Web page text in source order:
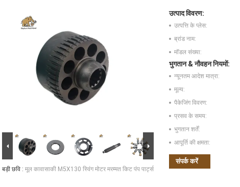
बड़ी छवि : मूल कावासाकी M5X130 स्विंग मोटर मरम्मत किट पंप पार्ट्स
उत्पाद विवरण:
उत्पत्ति के प्लेस:
ब्रांड नाम:
मॉडल संख्या:
भुगतान & नौवहन नियमों:
न्यूनतम आदेश मात्रा:
मूल्य:
पैकेजिंग विवरण:
प्रसव के समय:
भुगतान शर्तें:
आपूर्ति की क्षमता:
संपर्क करें